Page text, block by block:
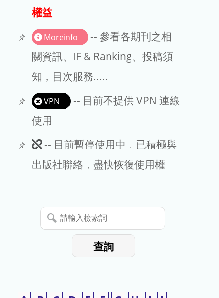
文章處理費
EndNote
權益
Moreinfo
-- 參看各期刊之相
關資訊、IF & Ranking、投稿須
知，目次服務.....
VPN
-- 目前不提供 VPN 連線
使用
此
期
暫
停
-- 目前暫停使用中，已積極與
出版社聯絡，盡快恢復使用權
請
輸
查詢